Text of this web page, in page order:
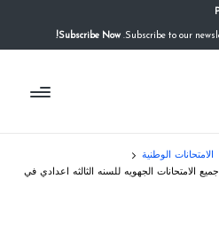
Subscribe Now!
الامتحانات الوطنية
جميع الامتحانات الجهويه للسنه الثالثه اعدادي في